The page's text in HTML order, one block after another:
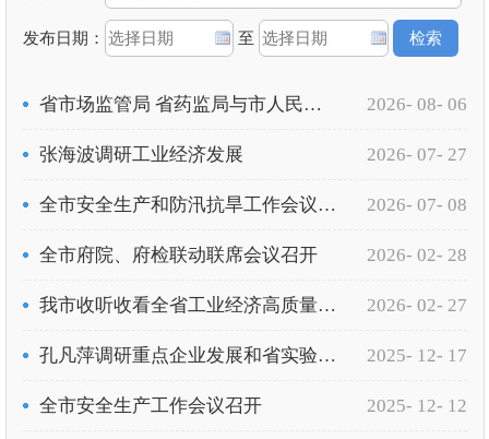
发布日期： 至
省市场监管局 省药监局与市人民政府签署绿色低碳高质量发展合作协议 2026- 08- 06
张海波调研工业经济发展 2026- 07- 27
全市安全生产和防汛抗旱工作会议召开 2026- 07- 08
全市府院、府检联动联席会议召开 2026- 02- 28
我市收听收看全省工业经济高质量发展推进会议 2026- 02- 27
孔凡萍调研重点企业发展和省实验室建设 2025- 12- 17
全市安全生产工作会议召开 2025- 12- 12